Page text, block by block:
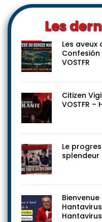
Les
Les aveux
VOSTFR
Citizen
VOSTFR –
Le
splendeur